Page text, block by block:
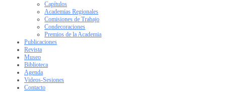
Capítulos
Academias Regionales
Comisiones de Trabajo
Condecoraciones
Premios de la Academia
Publicaciones
Revista
Museo
Biblioteca
Agenda
Videos-Sesiones
Contacto